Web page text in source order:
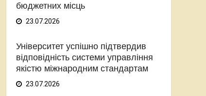
бюджетних місць
23.07.2026
Університет успішно підтвердив
відповідність системи управління
якістю міжнародним стандартам
23.07.2026